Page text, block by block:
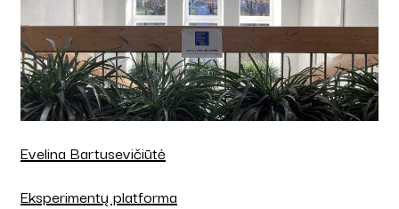
Evelina Bartusevičiūtė
Eksperimentų platforma